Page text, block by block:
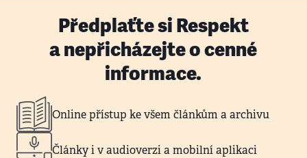
Předplaťte si Respekt
a nepřicházejte o cenné
informace.
Online přístup ke všem článkům a archivu
Články i v audioverzi a mobilní aplikaci